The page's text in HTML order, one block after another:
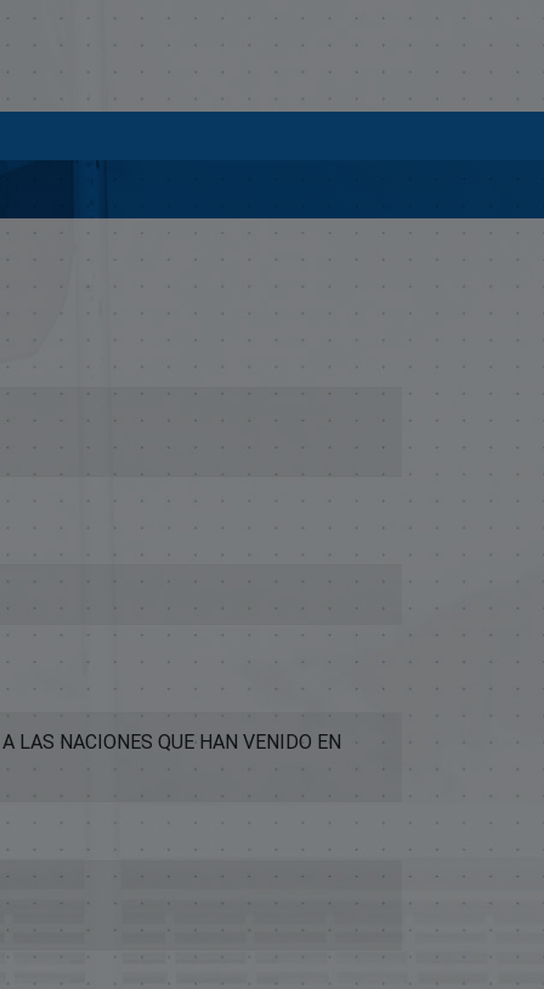
LAS NACIONES QUE HAN VENIDO EN